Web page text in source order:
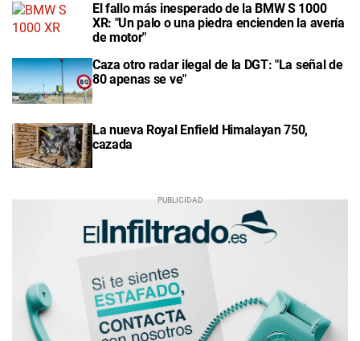
El fallo más inesperado de la BMW S 1000
XR: "Un palo o una piedra encienden la avería
de motor"
Caza otro radar ilegal de la DGT: "La señal de
80 apenas se ve"
La nueva Royal Enfield Himalayan 750,
cazada